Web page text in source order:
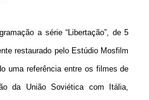
a série “Libertação”, de 5
restaurado pelo Estúdio Mosfilm
uma referência entre os filmes de
da União Soviética com Itália,